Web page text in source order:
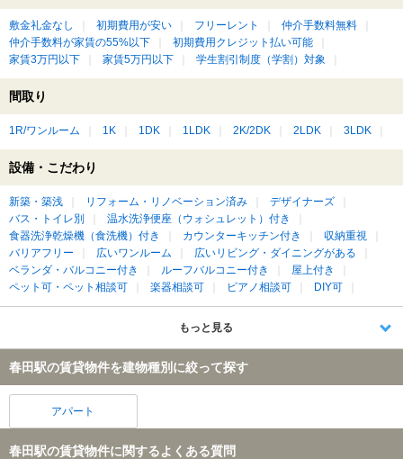
敷金礼金なし 初期費用が安い フリーレント
仲介手数料無料
仲介手数料が家賃の55%以下
初期費用クレジット払い可能
家賃3万円以下
家賃5万円以下 学生割引制度（学割）対象
間取り
1R/ワンルーム 1K 1DK 1LDK 2K/2DK 2LDK 3LDK
設備・こだわり
新築・築浅 リフォーム・リノベーション済み
デザイナーズ
バス・トイレ別
温水洗浄便座（ウォシュレット）付き
食器洗浄乾燥機（食洗機）付き
カウンターキッチン付き
収納重視
バリアフリー
広いワンルーム
広いリビング・ダイニングがある
ベランダ・バルコニー付き
ルーフバルコニー付き
屋上付き
ペット可・ペット相談可
楽器相談可 ピアノ相談可 DIY可
もっと見る
春田駅の賃貸物件を建物種別に絞って探す
アパート
春田駅の賃貸物件に関するよくある質問